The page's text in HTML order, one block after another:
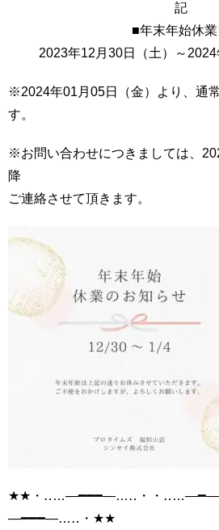
記
■年末年始休業
2023年12月30日（土）～2024
※2024年01月05日（金）より、通
す。
※お問い合わせにつきましては、
降
ご連絡させて頂きます。
★★・‥…―━━━―…‥・・
―━━━―…‥・★★